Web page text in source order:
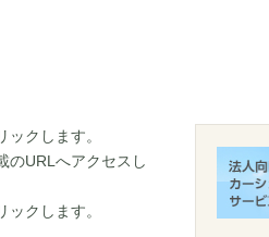
クします。
のURLへアクセスし
クします。